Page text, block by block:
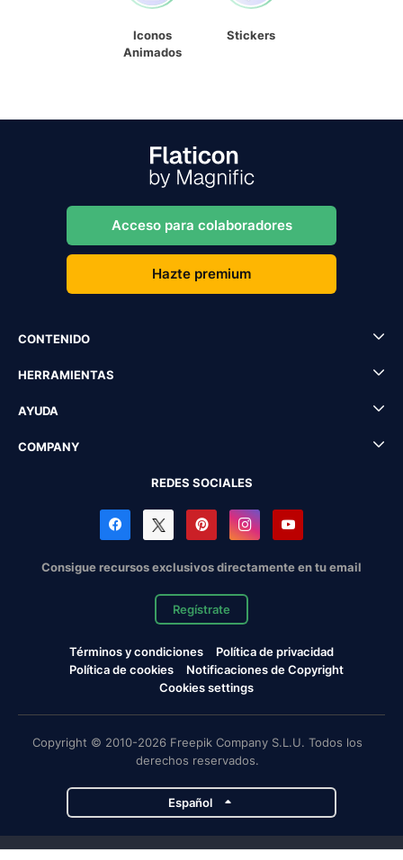
Iconos
Animados
Stickers
Acceso para colaboradores
Hazte premium
CONTENIDO
HERRAMIENTAS
AYUDA
COMPANY
REDES SOCIALES
Consigue recursos exclusivos directamente en tu email
Regístrate
Términos y condiciones
Política de privacidad
Política de cookies
Notificaciones de Copyright
Cookies settings
Copyright © 2010-2026 Freepik Company S.L.U. Todos los
derechos reservados.
Español